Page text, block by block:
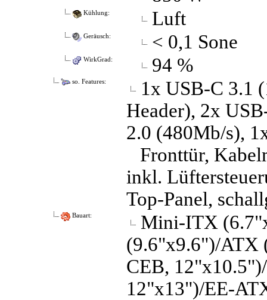
Kühlung: Luft
Geräusch: < 0,1 Sone
WirkGrad: 94 %
so. Features:
1x USB-C 3.1
Header), 2x
2.0 (480Mb/​s),
Fronttür,
inkl.
Top-Panel,
Bauart:
Mini-ITX
(9.6"x9.6")/ATX
CEB,
12"x13")/EE-